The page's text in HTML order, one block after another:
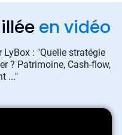
en vidéo
: "Quelle stratégie
? Patrimoine, Cash-flow,
..."